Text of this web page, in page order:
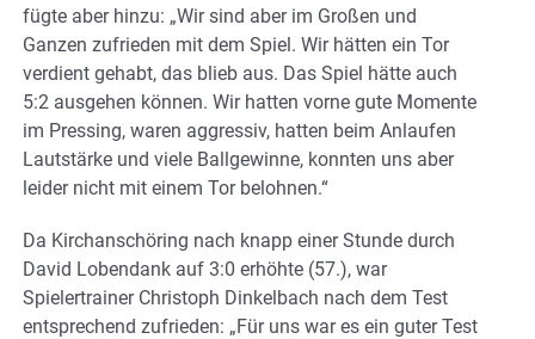
fügte aber hinzu: „Wir sind aber im Großen und
Ganzen zufrieden mit dem Spiel. Wir hätten ein Tor
verdient gehabt, das blieb aus. Das Spiel hätte auch
5:2 ausgehen können. Wir hatten vorne gute Momente
im Pressing, waren aggressiv, hatten beim Anlaufen
Lautstärke und viele Ballgewinne, konnten uns aber
leider nicht mit einem Tor belohnen.“
Da Kirchanschöring nach knapp einer Stunde durch
David Lobendank auf 3:0 erhöhte (57.), war
Spielertrainer Christoph Dinkelbach nach dem Test
entsprechend zufrieden: „Für uns war es ein guter Test